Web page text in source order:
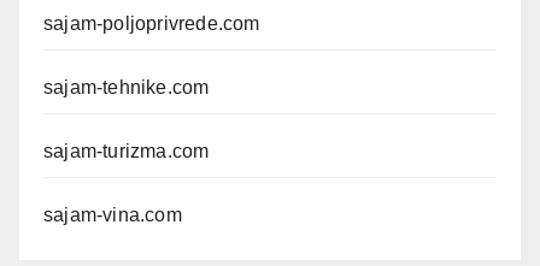
sajam-poljoprivrede.com
sajam-tehnike.com
sajam-turizma.com
sajam-vina.com